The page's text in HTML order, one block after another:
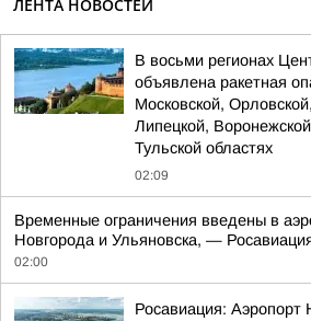
ЛЕНТА НОВОСТЕЙ
В восьми регионах
объявлена ракетная
Московской,
Липецкой,
Тульской областях
02:09
Временные ограничения введены в
Новгорода и Ульяновска, —
02:00
Росавиация: